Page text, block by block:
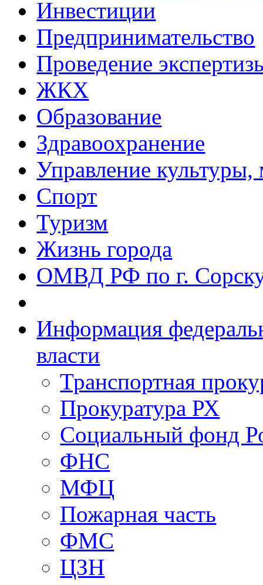
Инвестиции
Предпринимательство
Проведение
ЖКХ
Образование
Здравоохранение
Управление
Спорт
Туризм
Жизнь города
ОМВД РФ по г.
Информация
власти
Транспортная
Прокуратура РХ
Социальный фонд
ФНС
МФЦ
Пожарная часть
ФМС
ЦЗН